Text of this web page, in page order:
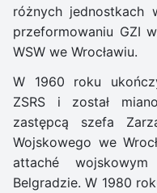
różnych jednostkach
przeformowaniu GZI
WSW we Wrocławiu.
W 1960 roku
ZSRS i został
zastępcą szefa
Wojskowego we
attaché
Belgradzie. W 1980